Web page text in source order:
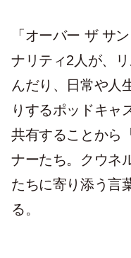
「オーバー ザ サ
ナリティ2人が、
んだり、日常や人
りするポッドキャ
共有することから
ナーたち。クウネ
たちに寄り添う言
る。